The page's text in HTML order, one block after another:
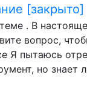
[закрыто]
. В
вопрос,
Я пытаюсь
но знает